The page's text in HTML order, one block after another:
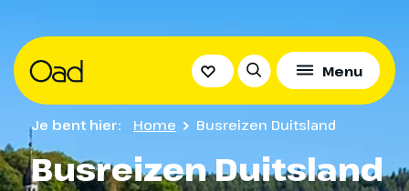
Menu
Busreizen Duitsland
Je bent hier: Home Busreizen Duitsland